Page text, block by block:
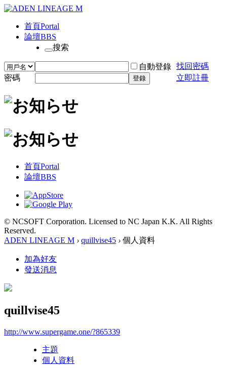
首頁Portal
論壇BBS
搜索
自動登錄 找回密碼
密碼
登錄 立即註冊
首頁Portal
論壇BBS
© NCSOFT Corporation. Licensed to NC Japan K.K. All Rights
Reserved.
ADEN LINEAGE M › quillvise45 › 個人資料
加為好友
發送消息
quillvise45
http://www.supergame.one/?865339
主題
個人資料